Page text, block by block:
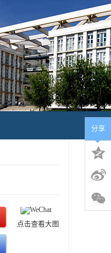
点击查看大图
分享